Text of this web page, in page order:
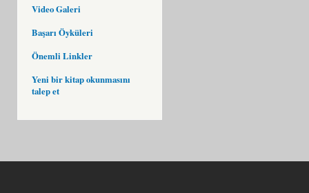
Video Galeri
Başarı Öyküleri
Önemli Linkler
Yeni bir kitap okunmasını
talep et